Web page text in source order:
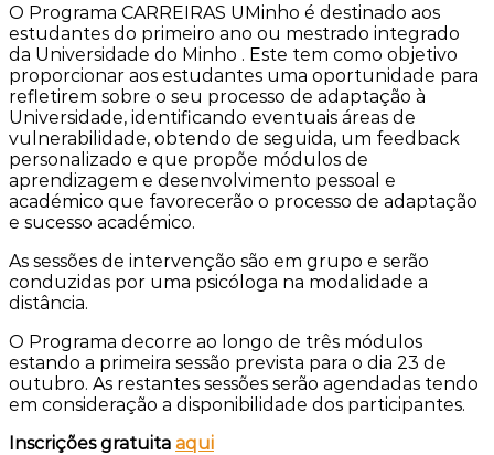
O Programa CARREIRAS UMinho é destinado aos
estudantes do primeiro ano ou mestrado integrado
da Universidade do Minho . Este tem como objetivo
proporcionar aos estudantes uma oportunidade para
refletirem sobre o seu processo de adaptação à
Universidade, identificando eventuais áreas de
vulnerabilidade, obtendo de seguida, um feedback
personalizado e que propõe módulos de
aprendizagem e desenvolvimento pessoal e
académico que favorecerão o processo de adaptação
e sucesso académico.
As sessões de intervenção são em grupo e serão
conduzidas por uma psicóloga na modalidade a
distância.
O Programa decorre ao longo de três módulos
estando a primeira sessão prevista para o dia 23 de
outubro. As restantes sessões serão agendadas tendo
em consideração a disponibilidade dos participantes.
Inscrições gratuita aqui